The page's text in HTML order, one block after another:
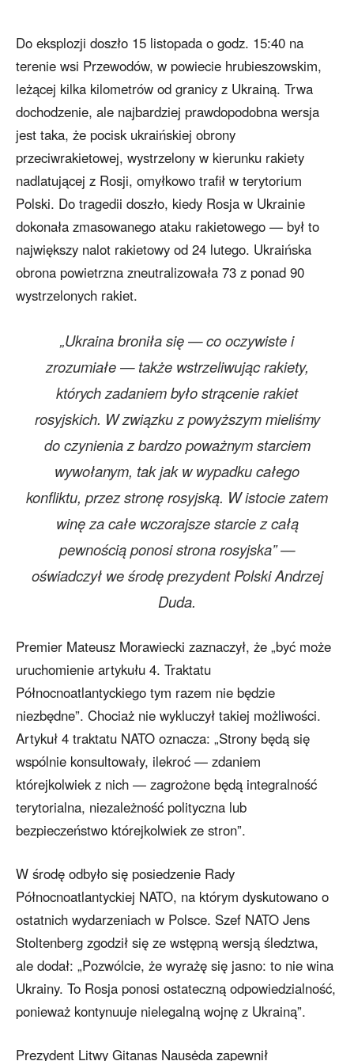
Do eksplozji doszło 15 listopada o godz. 15:40 na
terenie wsi Przewodów, w powiecie hrubieszowskim,
leżącej kilka kilometrów od granicy z Ukrainą. Trwa
dochodzenie, ale najbardziej prawdopodobna wersja
jest taka, że pocisk ukraińskiej obrony
przeciwrakietowej, wystrzelony w kierunku rakiety
nadlatującej z Rosji, omyłkowo trafił w terytorium
Polski. Do tragedii doszło, kiedy Rosja w Ukrainie
dokonała zmasowanego ataku rakietowego — był to
największy nalot rakietowy od 24 lutego. Ukraińska
obrona powietrzna zneutralizowała 73 z ponad 90
wystrzelonych rakiet.
„Ukraina broniła się — co oczywiste i
zrozumiałe — także wstrzeliwując rakiety,
których zadaniem było strącenie rakiet
rosyjskich. W związku z powyższym mieliśmy
do czynienia z bardzo poważnym starciem
wywołanym, tak jak w wypadku całego
konfliktu, przez stronę rosyjską. W istocie zatem
winę za całe wczorajsze starcie z całą
pewnością ponosi strona rosyjska” —
oświadczył we środę prezydent Polski Andrzej
Duda.
Premier Mateusz Morawiecki zaznaczył, że „być może
uruchomienie artykułu 4. Traktatu
Północnoatlantyckiego tym razem nie będzie
niezbędne”. Chociaż nie wykluczył takiej możliwości.
Artykuł 4 traktatu NATO oznacza: „Strony będą się
wspólnie konsultowały, ilekroć — zdaniem
którejkolwiek z nich — zagrożone będą integralność
terytorialna, niezależność polityczna lub
bezpieczeństwo którejkolwiek ze stron”.
W środę odbyło się posiedzenie Rady
Północnoatlantyckiej NATO, na którym dyskutowano o
ostatnich wydarzeniach w Polsce. Szef NATO Jens
Stoltenberg zgodził się ze wstępną wersją śledztwa,
ale dodał: „Pozwólcie, że wyrażę się jasno: to nie wina
Ukrainy. To Rosja ponosi ostateczną odpowiedzialność,
ponieważ kontynuuje nielegalną wojnę z Ukrainą”.
Prezydent Litwy Gitanas Nausėda zapewnił